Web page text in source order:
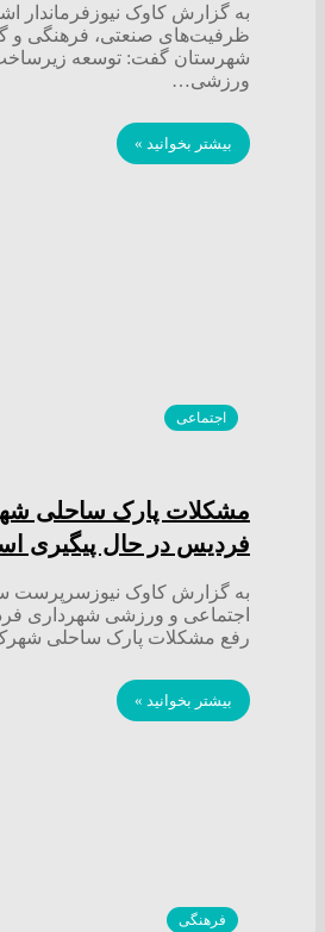
به گزارش کاوک نیوزفرماندار
ظرفیت‌های صنعتی، فرهنگی و
شهرستان گفت: توسعه
ورزشی…
بیشتر بخوانید »
اجتماعی
مشکلات پارک ساحلی
فردیس در حال پیگیری
به گزارش کاوک نیوزسرپرست
اجتماعی و ورزشی شهرداری
رفع مشکلات پارک ساحلی
بیشتر بخوانید »
فرهنگی